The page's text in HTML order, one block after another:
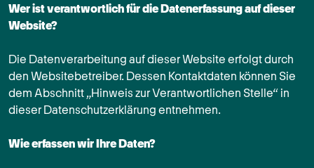
Wer ist verantwortlich für die Datenerfassung auf dieser
Website?
Die Datenverarbeitung auf dieser Website erfolgt durch
den Websitebetreiber. Dessen Kontaktdaten können Sie
dem Abschnitt „Hinweis zur Verantwortlichen Stelle“ in
dieser Datenschutzerklärung entnehmen.
Wie erfassen wir Ihre Daten?